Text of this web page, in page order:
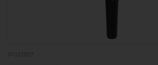
P021397